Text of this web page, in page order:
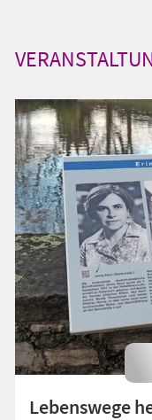
Lebenswege